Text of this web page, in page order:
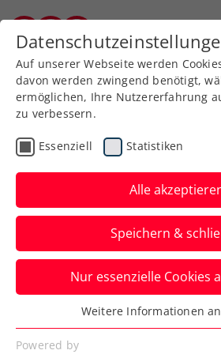
staatliche
Tennisinstruktor
Tennisinstruktoren sind
Auf unserer Webseite werden
davon werden zwingend benötigt,
ermöglichen, Ihre Nutzererfahrung
zu verbessern.
Essenziell Statistiken
Alle
Speichern &
Nur essenzielle Cookies
Essenziell
Essenzielle Cookies werden für
Weitere Informationen
Powered by